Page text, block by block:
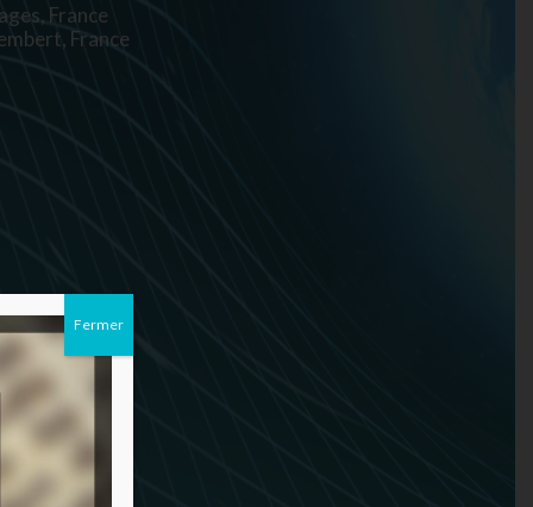
France
France
Fermer